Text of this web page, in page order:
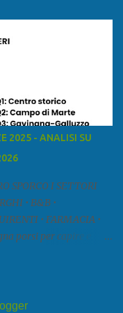
a sud con la provincia di
Ÿ la Garfagnana
(principali) Le
Si segnala che
parlamentare
Dalla ricerc...
2025 - ANALISI SU
SPORCO I SETTORI
• B&B •
• FARMACIA •
porsi per capire e
in un territorio può